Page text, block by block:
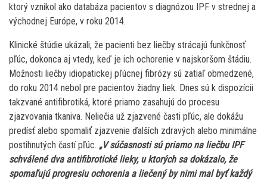
ktorý vznikol ako databáza pacientov s diagnózou IPF v strednej a
východnej Európe, v roku 2014.
Klinické štúdie ukázali, že pacienti bez liečby strácajú funkčnosť
pľúc, dokonca aj vtedy, keď je ich ochorenie v najskoršom štádiu.
Možnosti liečby idiopatickej pľúcnej fibrózy sú zatiaľ obmedzené,
do roku 2014 nebol pre pacientov žiadny liek. Dnes sú k dispozícii
takzvané antifibrotiká, ktoré priamo zasahujú do procesu
zjazvovania tkaniva. Neliečia už zjazvené časti pľúc, ale dokážu
predísť alebo spomaliť zjazvenie ďalších zdravých alebo minimálne
postihnutých častí pľúc. „V súčasnosti sú priamo na liečbu IPF
schválené dva antifibrotické lieky, u ktorých sa dokázalo, že
spomaľujú progresiu ochorenia a liečený by nimi mal byť každý